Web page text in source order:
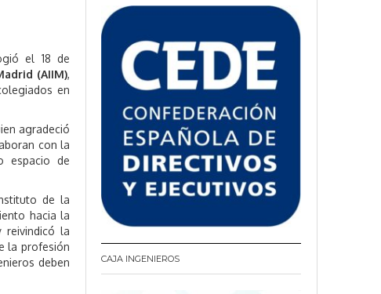
el 18 de
(AIIM),
en
agradeció
con la
espacio de
de la
hacia la
la
la profesión
deben
CAJA INGENIEROS